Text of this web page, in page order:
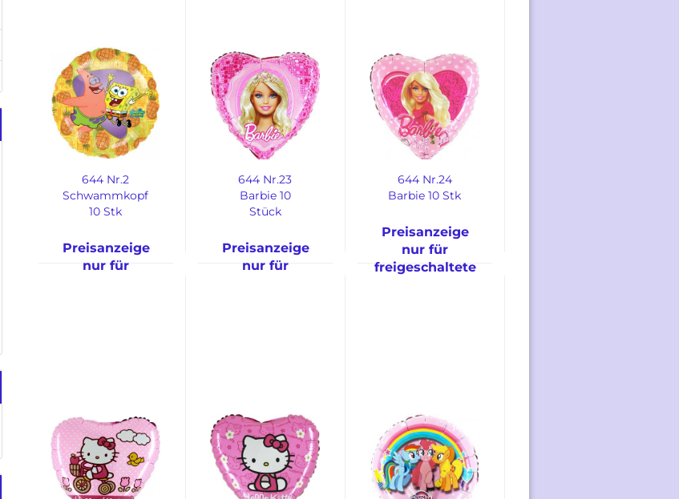
644 Nr.2
Schwammkopf
10 Stk
Preisanzeige
nur für
644 Nr.23
Barbie 10
Stück
Preisanzeige
nur für
644 Nr.24
Barbie 10 Stk
Preisanzeige
nur für
freigeschaltete